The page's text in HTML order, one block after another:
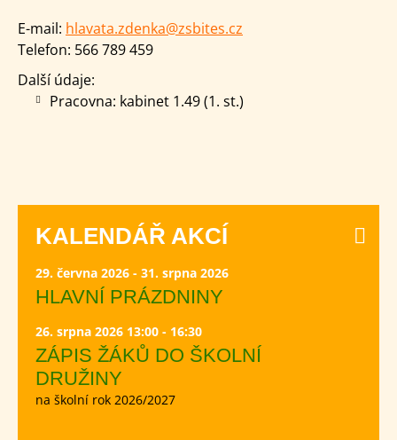
E-mail: hlavata.zdenka@zsbites.cz
Telefon: 566 789 459
Další údaje:
Pracovna: kabinet 1.49 (1. st.)
KALENDÁŘ AKCÍ
29. června 2026 - 31. srpna 2026
HLAVNÍ PRÁZDNINY
26. srpna 2026 13:00 - 16:30
ZÁPIS ŽÁKŮ DO ŠKOLNÍ
DRUŽINY
na školní rok 2026/2027